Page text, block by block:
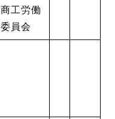
商工労働
委員会